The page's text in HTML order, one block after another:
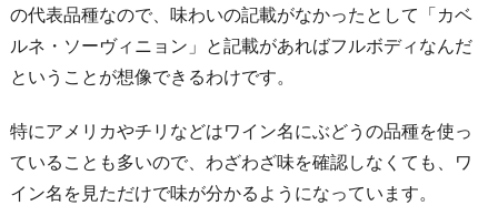
の代表品種なので、味わいの記載がなかったとして「カベ
ルネ・ソーヴィニョン」と記載があればフルボディなんだ
ということが想像できるわけです。
特にアメリカやチリなどはワイン名にぶどうの品種を使っ
ていることも多いので、わざわざ味を確認しなくても、ワ
イン名を見ただけで味が分かるようになっています。